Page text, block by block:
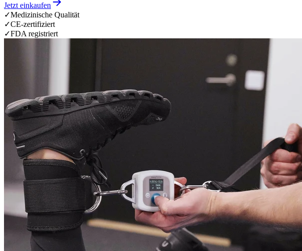
Jetzt einkaufen
✓Medizinische Qualität
✓CE-zertifiziert
✓FDA registriert